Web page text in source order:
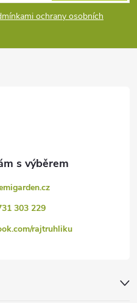
ochrany osobních
303 229
rajtruhliku